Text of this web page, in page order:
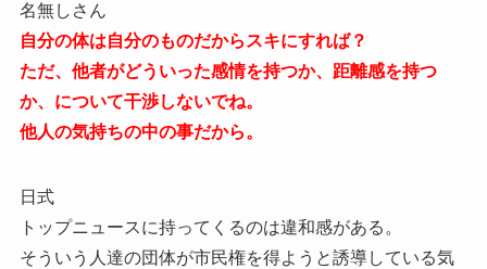
名無しさん
自分の体は自分のものだからスキにすれば？
ただ、他者がどういった感情を持つか、距離感を持つ
か、について干渉しないでね。
他人の気持ちの中の事だから。
日式
トップニュースに持ってくるのは違和感がある。
そういう人達の団体が市民権を得ようと誘導している気